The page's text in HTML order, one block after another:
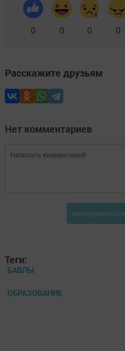
0 0 0 0
Расскажите друзьям
Нет комментариев
Авторизоваться
Теги:
БАВЛЫ
ОБРАЗОВАНИЕ